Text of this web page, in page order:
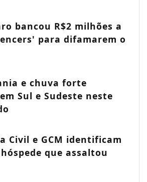
bancou R$2 milhões a
para difamarem o
e chuva forte
Sul e Sudeste neste
Civil e GCM identificam
que assaltou